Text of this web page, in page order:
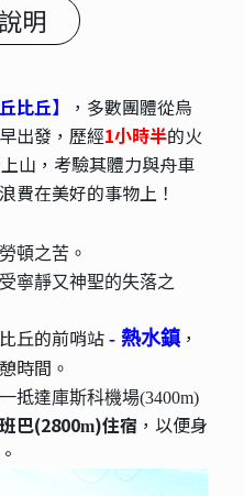
明
比丘】
，多數團體從烏
出發，歷經1小時半的火
山，考驗其體力與舟車
費在美好的事物上！
頓之苦。
寧靜又神聖的失落之
丘的前哨站 - 熱水鎮，
時間 。
一抵達庫斯科機場(3400m)
巴(2800m)住宿 ，以便身